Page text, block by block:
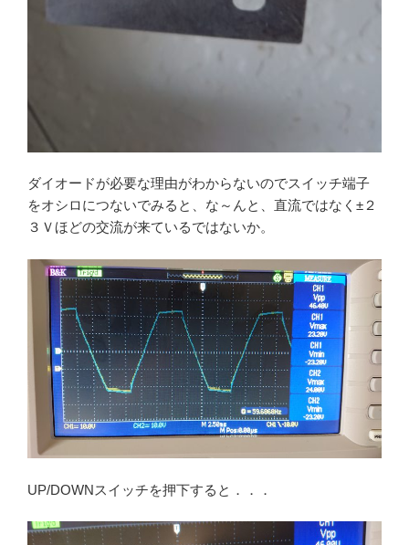
ダイオードが必要な理由がわからないのでスイッチ端子
をオシロにつないでみると、な～んと、直流ではなく±２
３Ｖほどの交流が来ているではないか。
UP/DOWNスイッチを押下すると．．．